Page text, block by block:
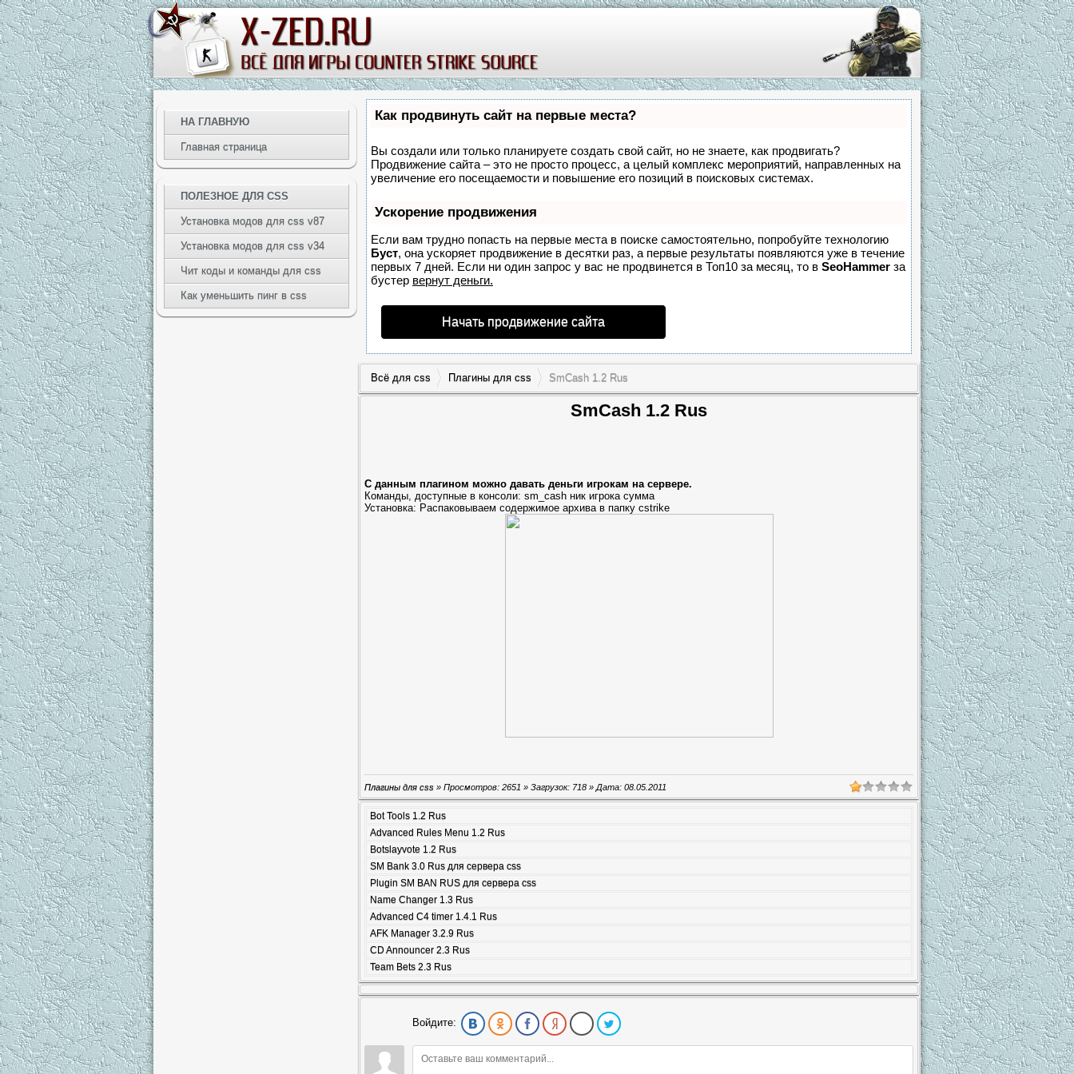
Как продвинуть сайт на первые места?
Вы создали или только планируете создать свой сайт, но не знаете, как продвигать?
Продвижение сайта – это не просто процесс, а целый комплекс мероприятий, направленных на
увеличение его посещаемости и повышение его позиций в поисковых системах.
Ускорение продвижения
Если вам трудно попасть на первые места в поиске самостоятельно, попробуйте технологию
Буст, она ускоряет продвижение в десятки раз, а первые результаты появляются уже в течение
первых 7 дней. Если ни один запрос у вас не продвинется в Топ10 за месяц, то в SeoHammer за
бустер вернут деньги.
Начать продвижение сайта
Всё для css Плагины для css SmCash 1.2 Rus
SmCash 1.2 Rus
С данным плагином можно давать деньги игрокам на сервере.
Команды, доступные в консоли: sm_cash ник игрока сумма
Установка: Распаковываем содержимое архива в папку cstrike
Плагины для css » Просмотров: 2651 » Загрузок: 718 » Дата: 08.05.2011
Bot Tools 1.2 Rus
Advanced Rules Menu 1.2 Rus
Botslayvote 1.2 Rus
SM Bank 3.0 Rus для сервера css
Plugin SM BAN RUS для сервера css
Name Changer 1.3 Rus
Advanced С4 timer 1.4.1 Rus
AFK Manager 3.2.9 Rus
CD Announcer 2.3 Rus
Team Bets 2.3 Rus
Войдите:
НА ГЛАВНУЮ
Главная страница
ПОЛЕЗНОЕ ДЛЯ CSS
Установка модов для css v87
Установка модов для css v34
Чит коды и команды для css
Как уменьшить пинг в css